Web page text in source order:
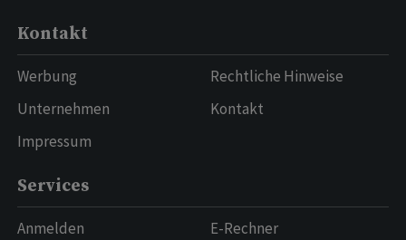
Kontakt
Werbung
Unternehmen
Impressum
Rechtliche Hinweise
Kontakt
Services
Anmelden
E-Rechner